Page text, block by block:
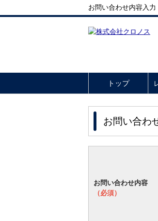
お問い合わせ内容入
トップ
お問い合わ
お問い合わせ内容
（必須）